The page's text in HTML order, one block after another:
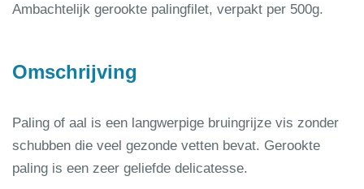
Ambachtelijk gerookte palingfilet, verpakt per 500g.
Omschrijving
Paling of aal is een langwerpige bruingrijze vis zonder
schubben die veel gezonde vetten bevat. Gerookte
paling is een zeer geliefde delicatesse.